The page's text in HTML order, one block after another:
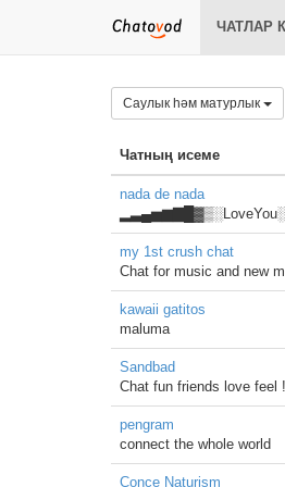
ЧАТЛАР
Саулык һәм матурлык
Чатның исеме
nada de nada
my 1st crush chat
Chat for music and new
kawaii gatitos
maluma
Sandbad
Chat fun friends love feel
pengram
connect the whole world
Conce Naturism